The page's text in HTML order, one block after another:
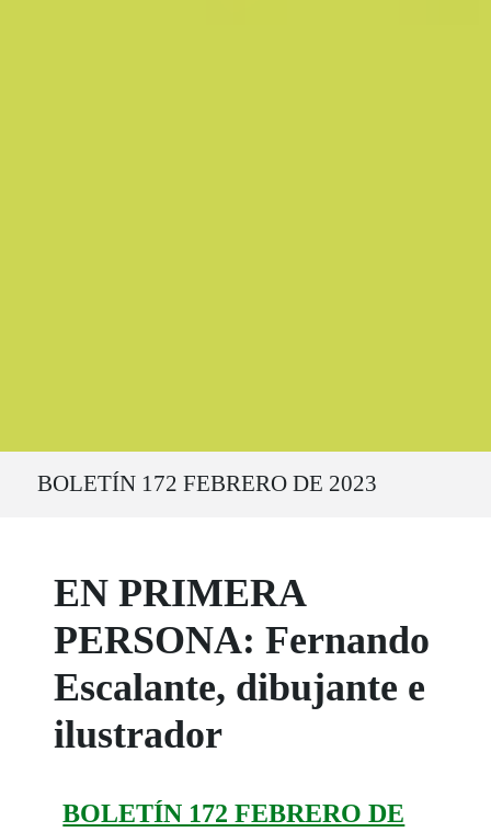
BOLETÍN 172 FEBRERO DE 2023
EN PRIMERA
PERSONA: Fernando
Escalante, dibujante e
ilustrador
BOLETÍN 172 FEBRERO DE